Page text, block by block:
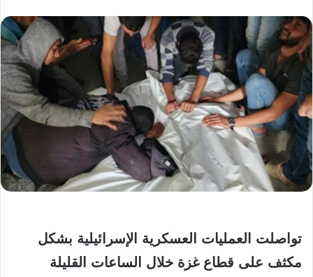
تواصلت العمليات العسكرية الإسرائيلية بشكل
مكثف على قطاع غزة خلال الساعات القليلة